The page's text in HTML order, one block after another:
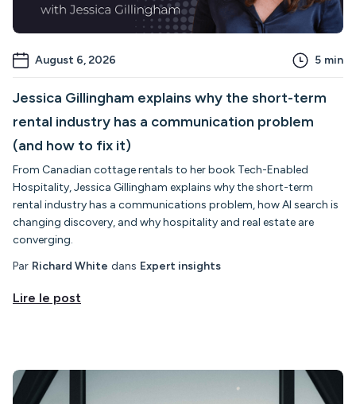
August 6, 2026 5 min
Jessica Gillingham explains why the short-term
rental industry has a communication problem
(and how to fix it)
From Canadian cottage rentals to her book Tech-Enabled
Hospitality, Jessica Gillingham explains why the short-term
rental industry has a communications problem, how AI search is
changing discovery, and why hospitality and real estate are
converging.
Par Richard White dans Expert insights
Lire le post